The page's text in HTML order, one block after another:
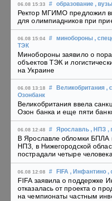
06.08 15:33 # образование , вузы
Ректор МГИМО предложил
для олимпиадников при
06.08 15:04 # минобороны ,
ТЭК
Минобороны заявило о
объектов ТЭК и
на Украине
06.08 13:18 # Великобритания ,
Озонбанк
Великобритания ввела
Озон банка и еще пяти
06.08 12:48 # Ярославль , НПЗ ,
В Ярославле обломки БПЛА
НПЗ, в Нижегородской
пострадали четыре
06.08 12:08 # FIFA , Инфантино ,
FIFA заявила о поддержке
отказалась от проекта о
на чемпионаты частным